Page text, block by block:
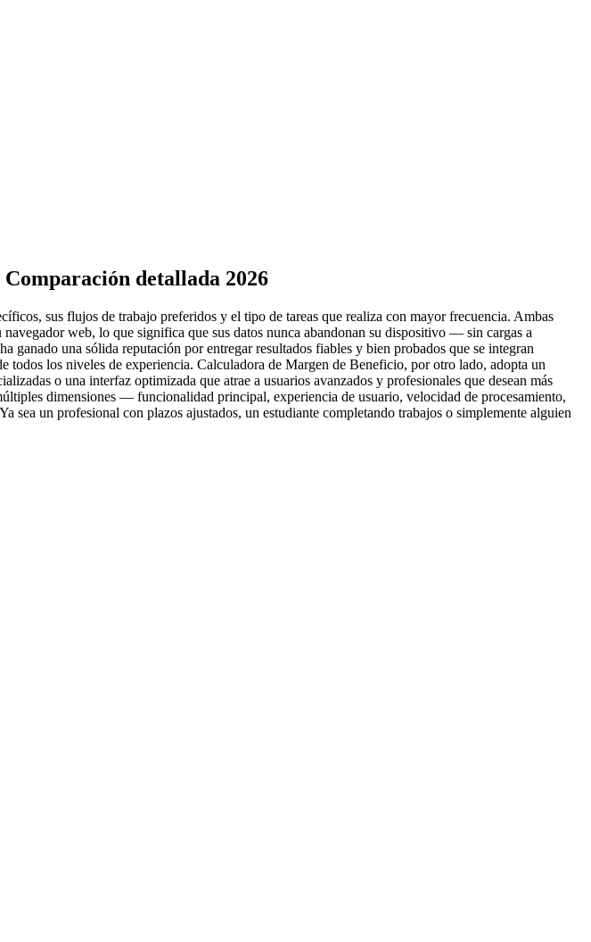
detallada 2026
sus flujos de trabajo preferidos y el tipo de tareas que realiza con mayor frecuencia. Ambas
web, lo que significa que sus datos nunca abandonan su dispositivo — sin cargas a
ganado una sólida reputación por entregar resultados fiables y bien probados que se integran
todos los niveles de experiencia. Calculadora de Margen de Beneficio, por otro lado, adopta un
o una interfaz optimizada que atrae a usuarios avanzados y profesionales que desean más
dimensiones — funcionalidad principal, experiencia de usuario, velocidad de procesamiento,
un profesional con plazos ajustados, un estudiante completando trabajos o simplemente alguien